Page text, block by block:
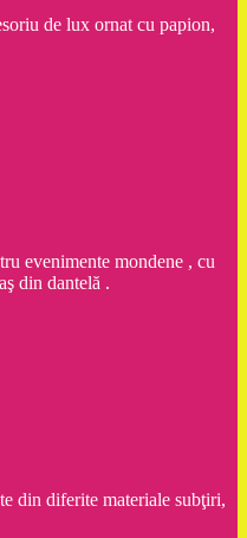
de lux ornat cu papion,
evenimente mondene , cu
din dantelă .
din diferite materiale subţiri,